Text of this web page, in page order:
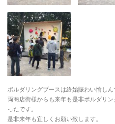
ボルダリングブースは終始賑わい愉しん
両商店街様からも来年も是非ボルダリ
ったです。
是非来年も宜しくお願い致します。